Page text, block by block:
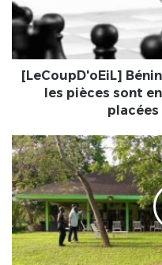
politique,
les
sont
placées
et
déplacées
[LeCoupD'oEiL]
les pièces sont
Togo/AFFAIRE
GOLF
CLUB
:
DE
QUOI
SOUFFRE
L’EXÉCUTION